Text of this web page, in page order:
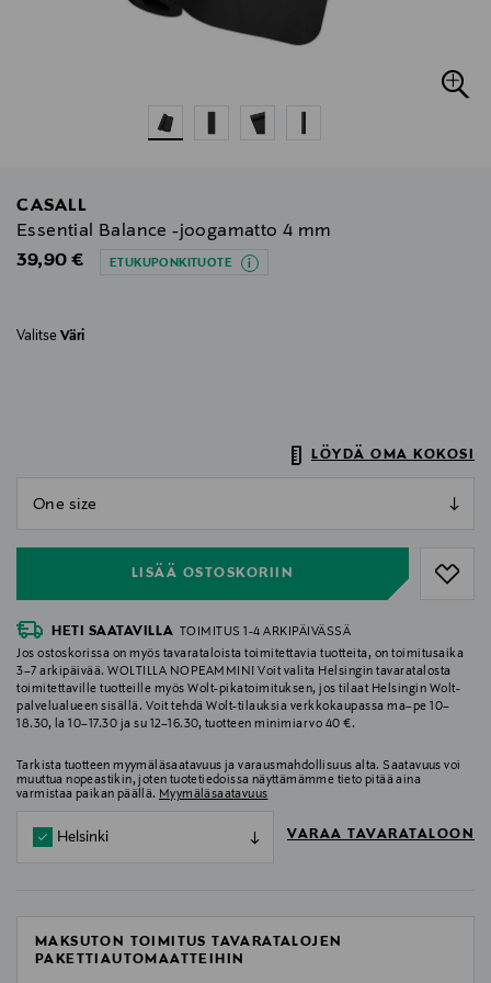
CASALL
Essential Balance -joogamatto 4 mm
Original Price
39,90 € ETUKUPONKITUOTE
Valitse Väri
LÖYDÄ OMA KOKOSI
LISÄÄ OSTOSKORIIN
null
HETI SAATAVILLA
TOIMITUS 1-4 ARKIPÄIVÄSSÄ
Jos ostoskorissa on myös tavarataloista toimitettavia tuotteita, on toimitusaika
3–7 arkipäivää. WOLTILLA NOPEAMMIN! Voit valita Helsingin tavaratalosta
toimitettaville tuotteille myös Wolt-pikatoimituksen, jos tilaat Helsingin Wolt-
palvelualueen sisällä. Voit tehdä Wolt-tilauksia verkkokaupassa ma–pe 10–
18.30, la 10–17.30 ja su 12–16.30, tuotteen minimiarvo 40 €.
Tarkista tuotteen myymäläsaatavuus ja varausmahdollisuus alta. Saatavuus voi
muuttua nopeastikin, joten tuotetiedoissa näyttämämme tieto pitää aina
varmistaa paikan päällä. Myymäläsaatavuus
Helsinki VARAA TAVARATALOON
MAKSUTON TOIMITUS TAVARATALOJEN
PAKETTIAUTOMAATTEIHIN